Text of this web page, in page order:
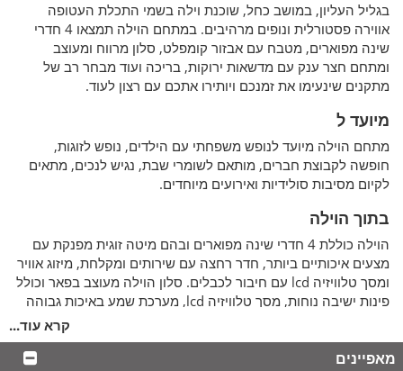
בגליל העליון, במושב כחל, שוכנת וילה בשמי התכלת העטופה
אווירה פסטורלית ונופים מרהיבים. במתחם הוילה תמצאו 4 חדרי
שינה מפוארים, מטבח עם אבזור קומפלט, סלון מרווח ומעוצב
ומתחם חצר ענק עם מדשאות ירוקות, בריכה ועוד מבחר רב של
מתקנים שינעימו את זמנכם ויותירו אתכם עם רצון לעוד.
מיועד ל
מתחם הוילה מיועד לנופש משפחתי עם הילדים, נופש לזוגות,
חופשה לקבוצת חברים, מותאם לשומרי שבת, נגיש לנכים, מתאים
לקיום מסיבות סולידיות ואירועים מיוחדים.
בתוך הוילה
הוילה כוללת 4 חדרי שינה מפוארים ובהם מיטה זוגית מפנקת עם
מצעים איכותיים ביותר, חדר רחצה עם שירותים ומקלחת, מיזוג אוויר
ומסך טלוויזיה lcd עם חיבור לכבלים. סלון הוילה מעוצב בפאר וכולל
פינות ישיבה נוחות, מסך טלוויזיה lcd, מערכת שמע באיכות גבוהה
עם חיבור usb וקמין נעים לחורף. בוילה מטבח מאובזר הכולל תנור,
כיריים, מקרר, מיקרוגל, מדיח כלים, מכונת אספרסו, בר מים, כלי
קרא עוד...
מאפיינים